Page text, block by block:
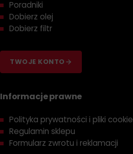
Poradniki
Dobierz olej
Dobierz filtr
TWOJE KONTO
Informacje prawne
Polityka prywatności i pliki cookie
Regulamin sklepu
Formularz zwrotu i reklamacji